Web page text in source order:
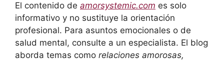
El contenido de amorsystemic.com es solo
informativo y no sustituye la orientación
profesional. Para asuntos emocionales o de
salud mental, consulte a un especialista. El blog
aborda temas como relaciones amorosas,